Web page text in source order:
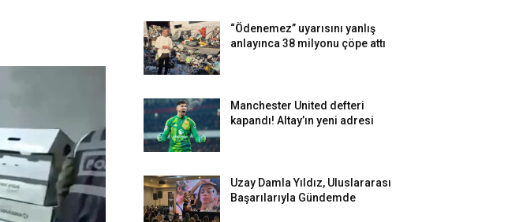
“Ödenemez” uyarısını yanlış
anlayınca 38 milyonu çöpe attı
Manchester United defteri
kapandı! Altay’ın yeni adresi
Uzay Damla Yıldız, Uluslararası
Başarılarıyla Gündemde